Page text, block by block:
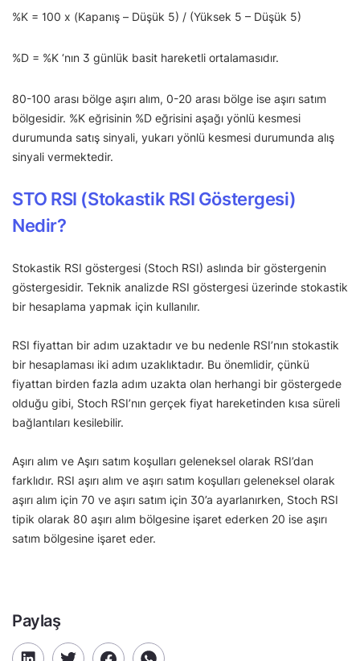
%K = 100 x (Kapanış – Düşük 5) / (Yüksek 5 – Düşük 5)
%D = %K ‘nın 3 günlük basit hareketli ortalamasıdır.
80-100 arası bölge aşırı alım, 0-20 arası bölge ise aşırı satım
bölgesidir. %K eğrisinin %D eğrisini aşağı yönlü kesmesi
durumunda satış sinyali, yukarı yönlü kesmesi durumunda alış
sinyali vermektedir.
STO RSI (Stokastik RSI Göstergesi)
Nedir?
Stokastik RSI göstergesi (Stoch RSI) aslında bir göstergenin
göstergesidir. Teknik analizde RSI göstergesi üzerinde stokastik
bir hesaplama yapmak için kullanılır.
RSI fiyattan bir adım uzaktadır ve bu nedenle RSI’nın stokastik
bir hesaplaması iki adım uzaklıktadır. Bu önemlidir, çünkü
fiyattan birden fazla adım uzakta olan herhangi bir göstergede
olduğu gibi, Stoch RSI’nın gerçek fiyat hareketinden kısa süreli
bağlantıları kesilebilir.
Aşırı alım ve Aşırı satım koşulları geleneksel olarak RSI’dan
farklıdır. RSI aşırı alım ve aşırı satım koşulları geleneksel olarak
aşırı alım için 70 ve aşırı satım için 30’a ayarlanırken, Stoch RSI
tipik olarak 80 aşırı alım bölgesine işaret ederken 20 ise aşırı
satım bölgesine işaret eder.
Paylaş